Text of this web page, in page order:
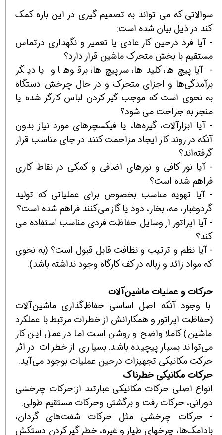
سوالاتی كه می تواند به تصمیم گیری در این باره كمك
كند در ذیل بیان شده است:
- آیا فرد درحین كار عادی یا تعمیر و نگهداری درتماس
مستقیم با بخش متحرك ماشین قرار دارد؟
- آیا پیچ‌ها، كلیدها، سرپیچ‌ها، برقوها و یا دیگر
برآمدگی‌ها و اجزای متحرك و در حال چرخش دستگاه
به نحوی است كه موجب گیر كردن لباس كارگر شده یا
منجر به جراحت می شود؟
- آیا ابزارآلات، گیره‌ها، یا فیكسچرهای مورد نیاز بدون
آنكه در روند كار ایجاد مزاحمت كنند در جای مناسب قرار
گرفته‌اند؟
- آیا نور كافی و نورهای اضافی و كمكی در نقاط كاری
فراهم شده است؟
- آیا تهویه مناسب بخصوص برای عملیاتی كه تولید
گردوغبار، مه، بخار، دود یا گاز می‌كنند فراهم شده است؟
- آیا اپراتور از وسایل حفاظت فردی مناسب استفاده می
كند؟
- آیا نظم و ترتیب و نظافت قابل قبول است؟ (به نحوی
كه مواد زائد و زباله در كف كارگاه وجود نداشته باشد).
حركات و عملیات ماشین‌آلات
با وجود آنكه اصل اساسی حفاظ‌گذاری ماشین‌آلات
(حفاظت اپراتور و همكارانش از خطرات مرتبط با عملكرد
ماشین) كاملا واضح و روشن است اما در عمل این كار
می‌تواند بسیار پیچیده باشد. بسیاری از خطرات در اثر
حركت مكانیكی تجهیزات درحین عملیات بوجود می‌آید.
حركات مكانیكی خطرناك
انواع اصلی حركات مكانیكی عبارتند از:حركات چرخشی
دورانی، حركات رفت و برگشتی وحركات مستقیم طولی.
- حركات چرخشی مثل حركات شفت‌های گردان،
بادامك‌ها، چرخهای طیار و غیره، خطر گیر كردن دستكش